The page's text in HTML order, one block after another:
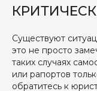
Существуют
это не просто
таких случаях
или рапортов
обратитесь к